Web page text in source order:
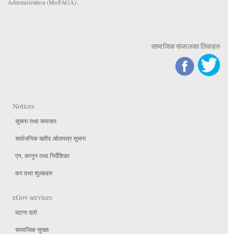
Administration (MoFAGA).
सामाजिक संजालका लिंकहरु
Notices
सूचना तथा समाचार
सार्वजनिक खरीद /बोलपत्र सूचना
एन, कानुन तथा निर्देशिका
कर तथा शुल्कहरु
eGov services
घटना दर्ता
सामाजिक सुरक्षा